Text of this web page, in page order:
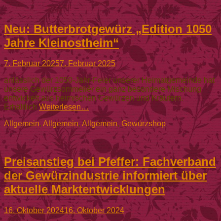
Neu: Butterbrotgewürz „Edition 1050
Jahre Kleinostheim“
Gepostet
am
7. Februar 20257. Februar 2025
anlässlich der 1050-Jahr-Feier unserer Heimatgemeinde hat
unsere Gewürzsommelièr ein ganz besondere Mischung
entwickelt aus heimischen Gewürzen und Kräutern.
Erhältlich Weiterlesen…
Kategorien
Allgemein, Allgemein, Allgemein, Gewürzshop
Preisanstieg bei Pfeffer: Fachverband
der Gewürzindustrie informiert über
aktuelle Marktentwicklungen
Gepostet
am
16. Oktober 202416. Oktober 2024